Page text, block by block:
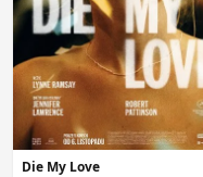
Die My Love